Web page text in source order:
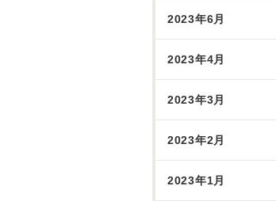
2023年6月
2023年4月
2023年3月
2023年2月
2023年1月